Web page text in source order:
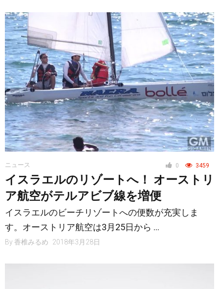
0 3459
ニュース
イスラエルのリゾートへ！ オーストリ
ア航空がテルアビブ線を増便
イスラエルのビーチリゾートへの便数が充実しま
す。オーストリア航空は3月25日から …
By 香椎みるめ 2018年3月28日